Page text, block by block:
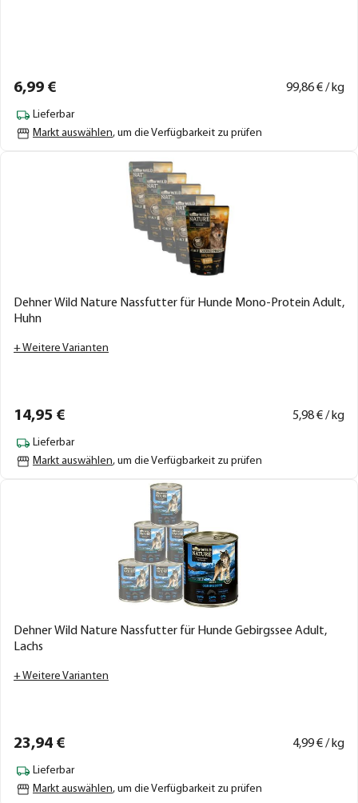
6,99 € 99,86€ / kg
Lieferbar
Markt auswählen, um die Verfügbarkeit zu prüfen
Dehner Wild Nature Nassfutter für Hunde Mono-Protein Adult,
Huhn
+ Weitere Varianten
14,95 € 5,98€ / kg
Lieferbar
Markt auswählen, um die Verfügbarkeit zu prüfen
Dehner Wild Nature Nassfutter für Hunde Gebirgssee Adult,
Lachs
+ Weitere Varianten
23,94 € 4,99€ / kg
Lieferbar
Markt auswählen, um die Verfügbarkeit zu prüfen